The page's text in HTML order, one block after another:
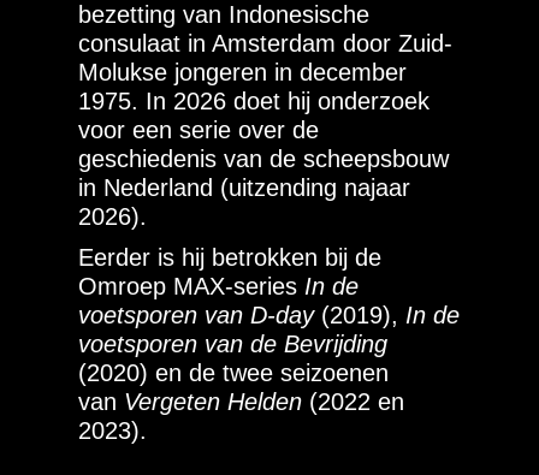
bezetting van Indonesische
consulaat in Amsterdam door Zuid-
Molukse jongeren in december
1975. In 2026 doet hij onderzoek
voor een serie over de
geschiedenis van de scheepsbouw
in Nederland (uitzending najaar
2026).
Eerder is hij betrokken bij de
Omroep MAX-series In de
voetsporen van D-day(2019), In de
voetsporen van de Bevrijding
(2020) en de twee seizoenen
van Vergeten Helden (2022 en
2023).